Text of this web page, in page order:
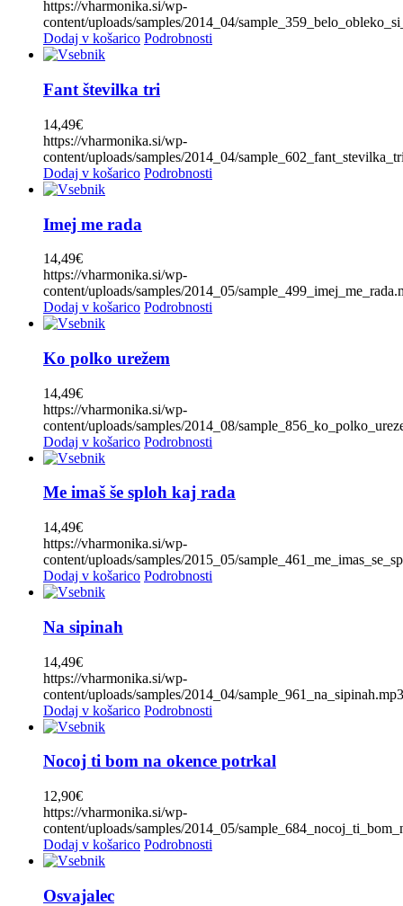
Basti Konetschnig (0)
Beneški fantje
Bitenc(0)
Boris Frank(0)
Boris Kovačič(0)
Boštjan Konečnik
Brane Klavžar
Čuki(0)
Čuki in Modrijani(0)
Dalmatinske
Dvojčici Vesna in Vlasta
Folklora(0)
Frajkinclarji(0)
Franc Delčnjak
Franc Mihelič(0)
Gadi, Vikend, Naveza(0)
Golte(0)
Harmonikarice Club Zupan
Igor in zlati zvoki
Jože Burnik(0)
Klemen Slakonja in Modrijani(0)
Kvintet Berger
Lipovšek (2)
Lojze Slak(1)
Marsch(0)
Miro Klinc
Mladi Dolenjci
Stopnje
1(0)
2(0)
3(0)
4 (0)
5(0)
6(3)
7(8)
8(4)
9 (0)
10(0)
https://vharmonika.si/wp-
content/uploads/samples/2014_04/
Dodaj v košarico Podrobnosti
Fant številka tri
14,49€
https://vharmonika.si/wp-
content/uploads/samples/2014_04/
Dodaj v košarico Podrobnosti
Imej me rada
14,49€
https://vharmonika.si/wp-
content/uploads/samples/2014_05/
Dodaj v košarico Podrobnosti
Ko polko urežem
14,49€
https://vharmonika.si/wp-
content/uploads/samples/2014_08/
Dodaj v košarico Podrobnosti
Me imaš še sploh kaj rada
14,49€
https://vharmonika.si/wp-
content/uploads/samples/2015_05/
Dodaj v košarico Podrobnosti
Na sipinah
14,49€
https://vharmonika.si/wp-
content/uploads/samples/2014_04/sample_961_na_sipinah.mp3
Dodaj v košarico Podrobnosti
Nocoj ti bom na okence potrkal
12,90€
https://vharmonika.si/wp-
content/uploads/samples/2014_05/
Dodaj v košarico Podrobnosti
Osvajalec